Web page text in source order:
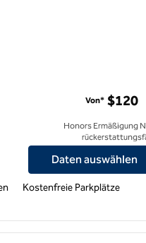
Kirksville anzeigen
Von* $120
Honors Ermäßigung
Daten auswählen
Kostenfreie Parkplätze